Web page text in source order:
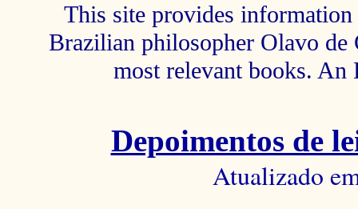
This site provides
Brazilian philosopher Olavo de
most relevant books.
Depoimentos de
Atualizado